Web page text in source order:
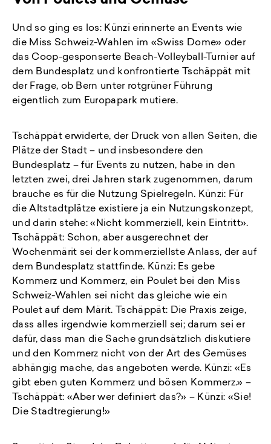
Und so ging es los: Künzi erinnerte an Events wie
die Miss Schweiz-Wahlen im «Swiss Dome» oder
das Coop-gesponserte Beach-Volleyball-Turnier auf
dem Bundesplatz und konfrontierte Tschäppät mit
der Frage, ob Bern unter rotgrüner Führung
eigentlich zum Europapark mutiere.
Tschäppät erwiderte, der Druck von allen Seiten, die
Plätze der Stadt – und insbesondere den
Bundesplatz – für Events zu nutzen, habe in den
letzten zwei, drei Jahren stark zugenommen, darum
brauche es für die Nutzung Spielregeln. Künzi: Für
die Altstadtplätze existiere ja ein Nutzungskonzept,
und darin stehe: «Nicht kommerziell, kein Eintritt».
Tschäppät: Schon, aber ausgerechnet der
Wochenmärit sei der kommerziellste Anlass, der auf
dem Bundesplatz stattfinde. Künzi: Es gebe
Kommerz und Kommerz, ein Poulet bei den Miss
Schweiz-Wahlen sei nicht das gleiche wie ein
Poulet auf dem Märit. Tschäppät: Die Praxis zeige,
dass alles irgendwie kommerziell sei; darum sei er
dafür, dass man die Sache grundsätzlich diskutiere
und den Kommerz nicht von der Art des Gemüses
abhängig mache, das angeboten werde. Künzi: «Es
gibt eben guten Kommerz und bösen Kommerz.» –
Tschäppät: «Aber wer definiert das?» – Künzi: «Sie!
Die Stadtregierung!»